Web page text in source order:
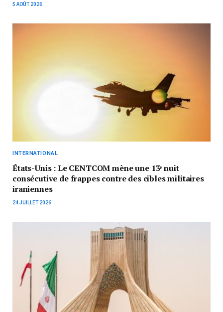
5 AOÛT 2026
INTERNATIONAL
États-Unis : Le CENTCOM mène une 13ᵉ nuit
consécutive de frappes contre des cibles militaires
iraniennes
24 JUILLET 2026